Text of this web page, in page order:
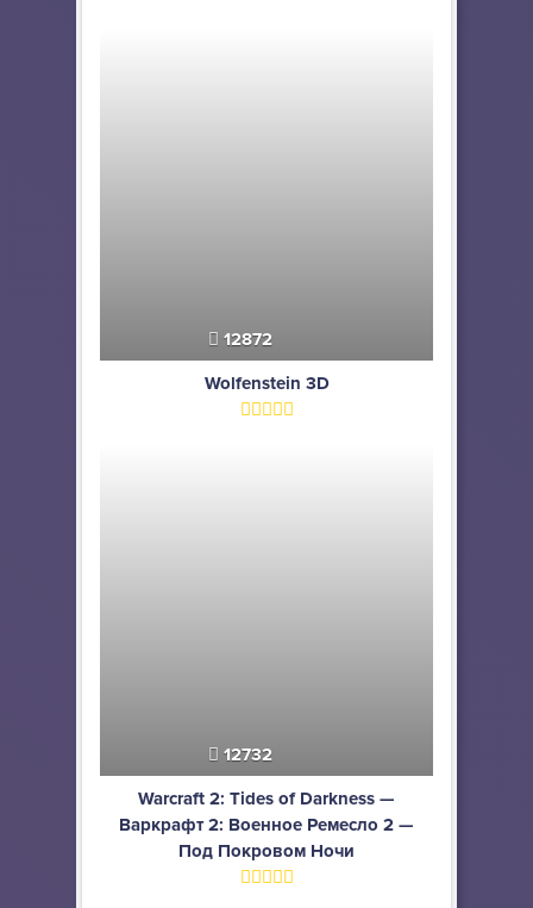
12872
Wolfenstein 3D
12732
Warcraft 2: Tides of Darkness —
Варкрафт 2: Военное Ремесло 2 —
Под Покровом Ночи